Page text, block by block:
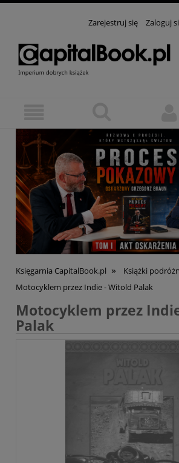
Zarejestruj się Zaloguj
Księgarnia CapitalBook.pl » Książki
Motocyklem przez Indie - Witold Palak
Motocyklem przez
Palak